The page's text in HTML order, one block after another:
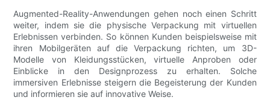
Augmented-Reality-Anwendungen gehen noch einen Schritt
weiter, indem sie die physische Verpackung mit virtuellen
Erlebnissen verbinden. So können Kunden beispielsweise mit
ihren Mobilgeräten auf die Verpackung richten, um 3D-
Modelle von Kleidungsstücken, virtuelle Anproben oder
Einblicke in den Designprozess zu erhalten. Solche
immersiven Erlebnisse steigern die Begeisterung der Kunden
und informieren sie auf innovative Weise.